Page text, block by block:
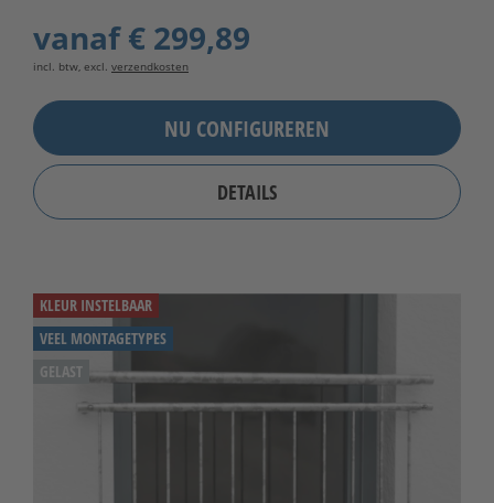
vanaf€ 299,89
incl. btw, excl. verzendkosten
NU CONFIGUREREN
DETAILS
KLEUR INSTELBAAR
VEEL MONTAGETYPES
GELAST